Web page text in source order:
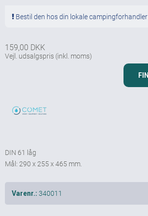
Bestil den hos din lokale campingforhandler
159,00 DKK
Vejl. udsalgspris (inkl. moms)
DIN 61 låg
Mål: 290 x 255 x 465 mm.
Varenr.: 340011